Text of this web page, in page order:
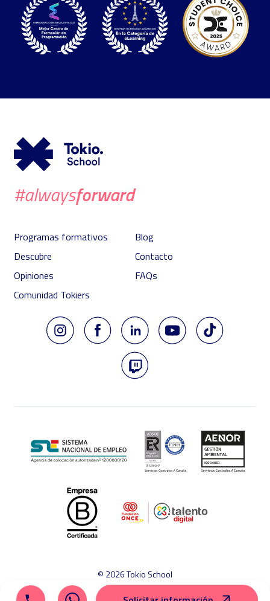
#alwaysforward
Programas formativos
Descubre
Opiniones
Comunidad Tokiers
Blog
Contacto
FAQs
© 2026 Tokio School
Aviso legal
Política de cookies